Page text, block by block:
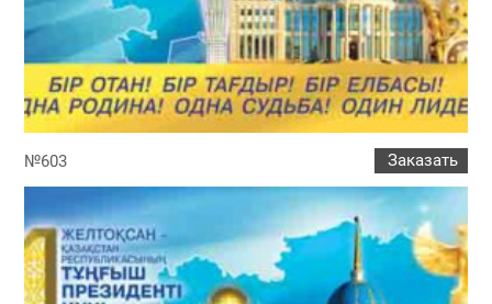
Заказать
№603